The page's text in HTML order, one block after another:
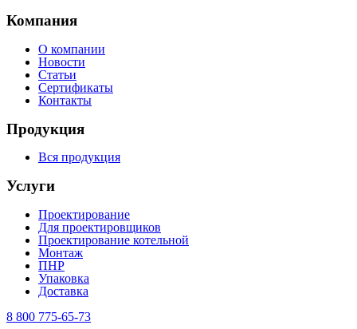
Компания
О компании
Новости
Статьи
Сертификаты
Контакты
Продукция
Вся продукция
Услуги
Проектирование
Для проектировщиков
Проектирование котельной
Монтаж
ПНР
Упаковка
Доставка
8 800 775-65-73